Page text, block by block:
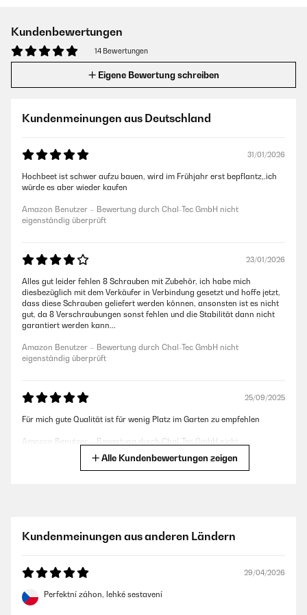
Kundenbewertungen
14 Bewertungen
Eigene Bewertung schreiben
Kundenmeinungen aus Deutschland
31/01/2026
Hochbeet ist schwer aufzu bauen, wird im Frühjahr erst bepflantz,.ich
würde es aber wieder kaufen
Amazon Benutzer – Bewertung durch Chal-Tec GmbH nicht
eigenständig überprüft
23/01/2026
Alles gut leider fehlen 8 Schrauben mit Zubehör, ich habe mich
diesbezüglich mit dem Verkäufer in Verbindung gesetzt und hoffe jetzt,
dass diese Schrauben geliefert werden können, ansonsten ist es nicht
gut, da 8 Verschraubungen sonst fehlen und die Stabilität dann nicht
garantiert werden kann...
Amazon Benutzer – Bewertung durch Chal-Tec GmbH nicht
eigenständig überprüft
25/09/2025
Für mich gute Qualität ist für wenig Platz im Garten zu empfehlen
Amazon Benutzer – Bewertung durch Chal-Tec GmbH nicht
eigenständig überprüftAlle Kundenbewertungen zeigen
Kundenmeinungen aus anderen Ländern
29/04/2026
Perfektní záhon, lehké sestavení